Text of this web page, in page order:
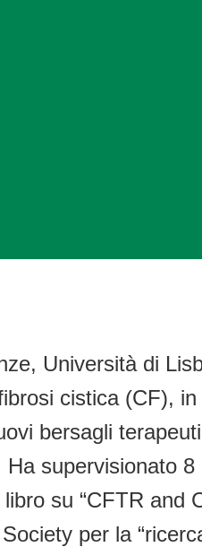
Università di
cistica (CF), in
bersagli
supervisionato 8
su “CFTR and
per la